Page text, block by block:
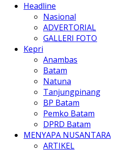
Headline
Nasional
ADVERTORIAL
GALLERI FOTO
Kepri
Anambas
Batam
Natuna
Tanjungpinang
BP Batam
Pemko Batam
DPRD Batam
MENYAPA NUSANTARA
ARTIKEL